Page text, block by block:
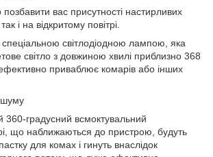
вас присутності настирливих
і на відкритому повітрі.
світлодіодною лампою, яка
світло з довжиною хвилі приблизно 368
приваблює комарів або інших
360-градусний всмоктувальний
що наближаються до пристрою, будуть
для комах і гинуть внаслідок